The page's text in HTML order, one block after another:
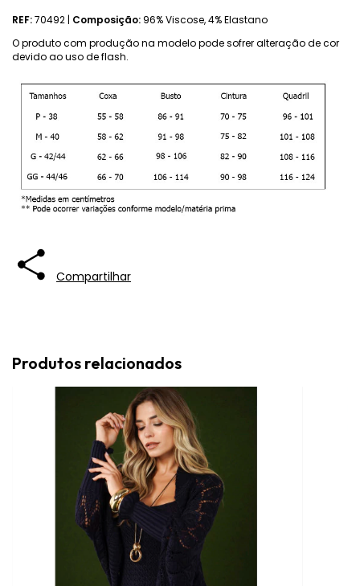
REF:70492 | Composição: 96% Viscose, 4% Elastano
O produto com produção na modelo pode sofrer alteração de cor
devido ao uso de flash.
Compartilhar
Produtos relacionados